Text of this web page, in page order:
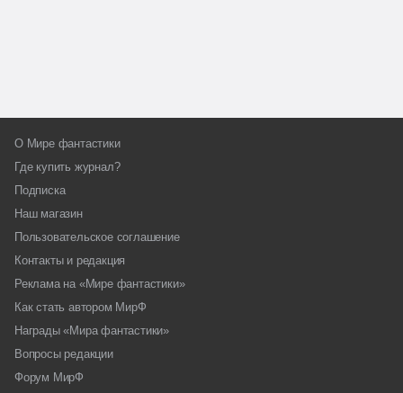
О Мире фантастики
Где купить журнал?
Подписка
Наш магазин
Пользовательское соглашение
Контакты и редакция
Реклама на «Мире фантастики»
Как стать автором МирФ
Награды «Мира фантастики»
Вопросы редакции
Форум МирФ